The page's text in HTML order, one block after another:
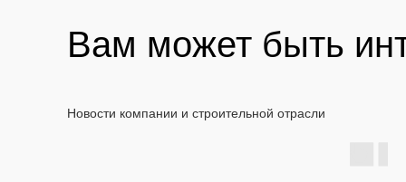
Вам может быть
Новости компании и строительной отрасли